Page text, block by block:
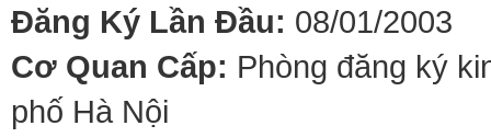
Đăng Ký Lần Đầu: 08/01/2003
Cơ Quan Cấp: Phòng đăng ký
phố Hà Nội